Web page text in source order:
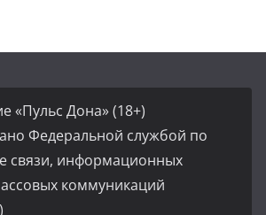
«Пульс Дона» (18+)
Федеральной службой по
связи, информационных
коммуникаций